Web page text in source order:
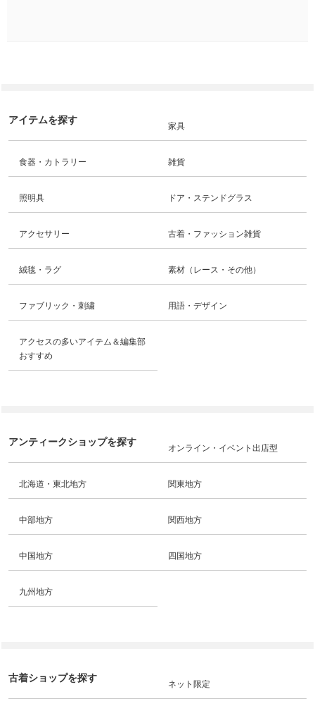
アイテムを探す
家具
食器・カトラリー 雑貨
照明具 ドア・ステンドグラス
アクセサリー 古着・ファッション雑貨
絨毯・ラグ 素材（レース・その他）
ファブリック・刺繍 用語・デザイン
アクセスの多いアイテム＆編集部
おすすめ
アンティークショップを探す
オンライン・イベント出店型
北海道・東北地方 関東地方
中部地方 関西地方
中国地方 四国地方
九州地方
古着ショップを探す
ネット限定